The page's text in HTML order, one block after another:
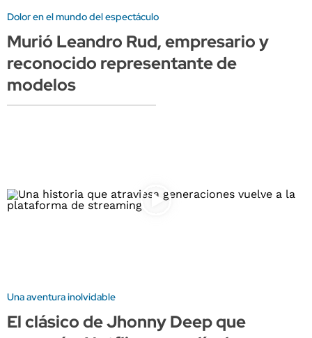
Dolor en el mundo del espectáculo
Murió Leandro Rud, empresario y
reconocido representante de
modelos
Una aventura inolvidable
El clásico de Jhonny Deep que